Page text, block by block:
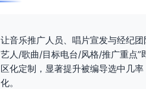
让音乐推广人员、唱片宣发与经纪
艺人/歌曲/目标电台/风格/推广重点
区化定制，显著提升被编导选中几
化。